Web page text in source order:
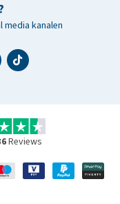
kanalen
Reviews